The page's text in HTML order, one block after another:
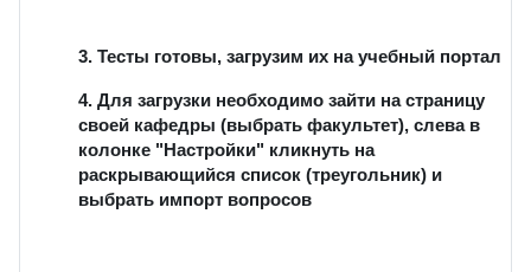
3. Тесты готовы, загрузим их на учебный портал
4. Для загрузки необходимо зайти на страницу
своей кафедры (выбрать факультет), слева в
колонке "Настройки" кликнуть на
раскрывающийся список (треугольник) и
выбрать импорт вопросов